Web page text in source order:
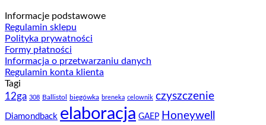
Informacje podstawowe
Regulamin sklepu
Polityka prywatności
Formy płatności
Informacja o przetwarzaniu danych
Regulamin konta klienta
Tagi
12ga 308 Ballistol biegówka breneka celownik czyszczenie
Diamondback elaboracja GAEP Honeywell